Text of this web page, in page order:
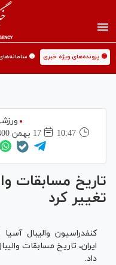
🟡 پرونده‌های ویژه خبری 🟡
10:47
17 بهمن 1400
تاریخ مسابقات
تغییر کرد
کنفدراسیون والیبال
داد.